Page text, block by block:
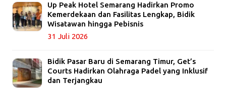
Up Peak Hotel Semarang Hadirkan Promo
Kemerdekaan dan Fasilitas Lengkap, Bidik
Wisatawan hingga Pebisnis
31 Juli 2026
Bidik Pasar Baru di Semarang Timur, Get’s
Courts Hadirkan Olahraga Padel yang Inklusif
dan Terjangkau